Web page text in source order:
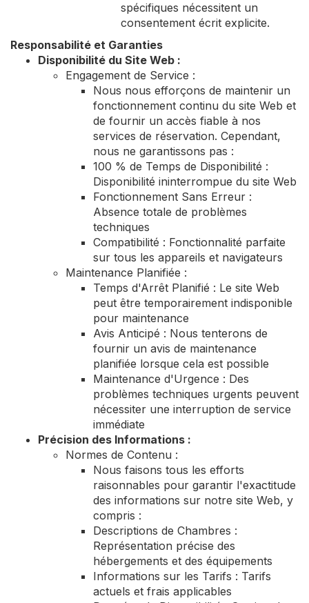
spécifiques nécessitent un
consentement écrit explicite.
Responsabilité et Garanties
Disponibilité du Site Web :
Engagement de Service :
Nous nous efforçons de maintenir un
fonctionnement continu du site Web et
de fournir un accès fiable à nos
services de réservation. Cependant,
nous ne garantissons pas :
100 % de Temps de Disponibilité :
Disponibilité ininterrompue du site Web
Fonctionnement Sans Erreur :
Absence totale de problèmes
techniques
Compatibilité : Fonctionnalité parfaite
sur tous les appareils et navigateurs
Maintenance Planifiée :
Temps d'Arrêt Planifié : Le site Web
peut être temporairement indisponible
pour maintenance
Avis Anticipé : Nous tenterons de
fournir un avis de maintenance
planifiée lorsque cela est possible
Maintenance d'Urgence : Des
problèmes techniques urgents peuvent
nécessiter une interruption de service
immédiate
Précision des Informations :
Normes de Contenu :
Nous faisons tous les efforts
raisonnables pour garantir l'exactitude
des informations sur notre site Web, y
compris :
Descriptions de Chambres :
Représentation précise des
hébergements et des équipements
Informations sur les Tarifs : Tarifs
actuels et frais applicables